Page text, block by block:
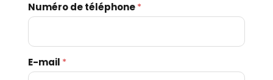
Numéro de téléphone*
E-mail *